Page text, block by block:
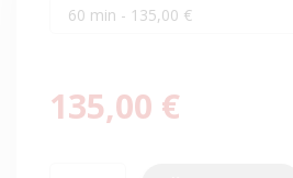
135,00 €